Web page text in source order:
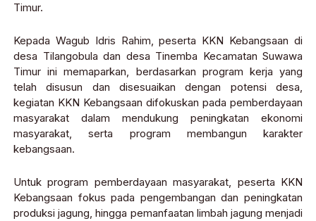
Timur.
Kepada Wagub Idris Rahim, peserta KKN Kebangsaan di
desa Tilangobula dan desa Tinemba Kecamatan Suwawa
Timur ini memaparkan, berdasarkan program kerja yang
telah disusun dan disesuaikan dengan potensi desa,
kegiatan KKN Kebangsaan difokuskan pada pemberdayaan
masyarakat dalam mendukung peningkatan ekonomi
masyarakat, serta program membangun karakter
kebangsaan.
Untuk program pemberdayaan masyarakat, peserta KKN
Kebangsaan fokus pada pengembangan dan peningkatan
produksi jagung, hingga pemanfaatan limbah jagung menjadi